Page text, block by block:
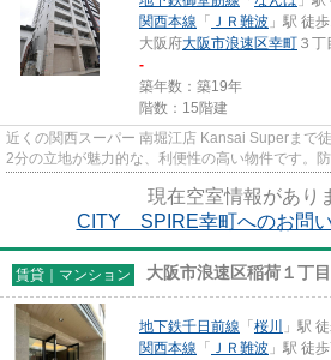
関西本線 「 ＪＲ難波 」駅 徒
大阪府大阪市浪速区幸町 ３丁
-
築年数：築19年
階数：15階建
近くの関西スーパー 南堀江店 Kansai Superまで
2分の立地が魅力的な、利便性の高い物件です。
現在空室情報があり
CITY SPIRE幸町へのお問
賃貸｜マンション 大阪市浪速区稲荷１丁
地下鉄千日前線 「 桜川
」駅
関西本線 「 ＪＲ難波 」駅 徒